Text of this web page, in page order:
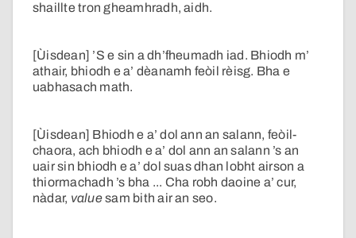
shaillte tron gheamhradh, aidh.
[Ùisdean] ’S e sin a dh’fheumadh iad. Bhiodh m’
athair, bhiodh e a’ dèanamh feòil rèisg. Bha e
uabhasach math.
[Ùisdean] Bhiodh e a’ dol ann an salann, feòil-
chaora, ach bhiodh e a’ dol ann an salann ’s an
uair sin bhiodh e a’ dol suas dhan lobht airson a
thiormachadh ’s bha ... Cha robh daoine a’ cur,
nàdar, valuesam bith air an seo.